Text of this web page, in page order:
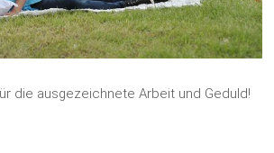
die ausgezeichnete Arbeit und Geduld!